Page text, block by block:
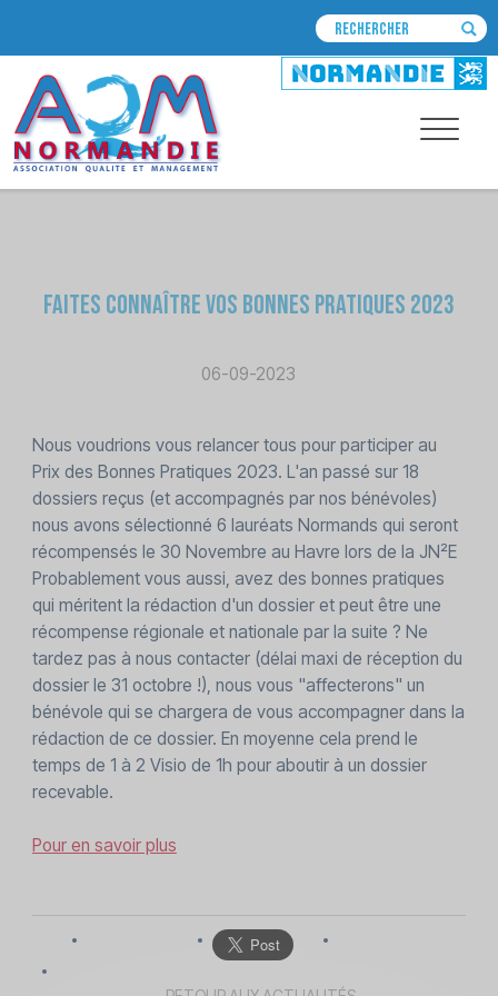
Faites connaître vos Bonnes Pratiques 2023
06-09-2023
Nous voudrions vous relancer tous pour participer au
Prix des Bonnes Pratiques 2023. L'an passé sur 18
dossiers reçus (et accompagnés par nos bénévoles)
nous avons sélectionné 6 lauréats Normands qui seront
récompensés le 30 Novembre au Havre lors de la JN²E
Probablement vous aussi, avez des bonnes pratiques
qui méritent la rédaction d'un dossier et peut être une
récompense régionale et nationale par la suite ? Ne
tardez pas à nous contacter (délai maxi de réception du
dossier le 31 octobre !), nous vous "affecterons" un
bénévole qui se chargera de vous accompagner dans la
rédaction de ce dossier. En moyenne cela prend le
temps de 1 à 2 Visio de 1h pour aboutir à un dossier
recevable.
Pour en savoir plus